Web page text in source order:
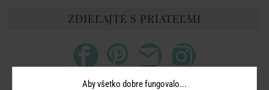
ZDIEĽAJTE S PRIATEĽMI
Aby všetko dobre fungovalo...